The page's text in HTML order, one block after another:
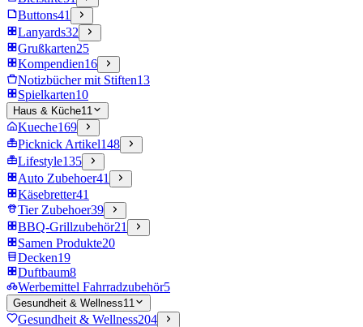
Buttons41
Lanyards32
Grußkarten25
Kompendien16
Notizbücher mit Stiften13
Spielkarten10
Haus & Küche11
Kueche169
Picknick Artikel148
Lifestyle135
Auto Zubehoer41
Käsebretter41
Tier Zubehoer39
BBQ-Grillzubehör21
Samen Produkte20
Decken19
Duftbaum8
Werbemittel Fahrradzubehör5
Gesundheit & Wellness11
Gesundheit & Wellness204